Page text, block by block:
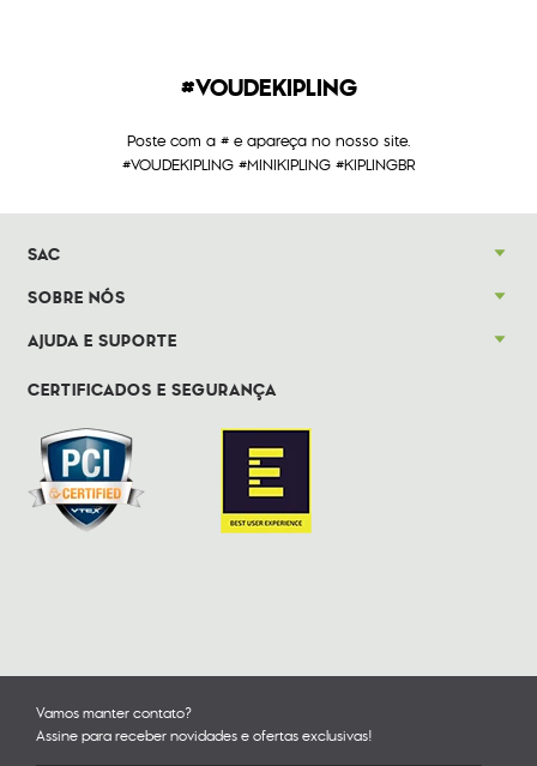
#VOUDEKIPLING
Poste com a # e apareça no nosso site.
#VOUDEKIPLING #MINIKIPLING #KIPLINGBR
SAC
SOBRE NÓS
AJUDA E SUPORTE
CERTIFICADOS E SEGURANÇA
Vamos manter contato?
Assine para receber novidades e ofertas exclusivas!